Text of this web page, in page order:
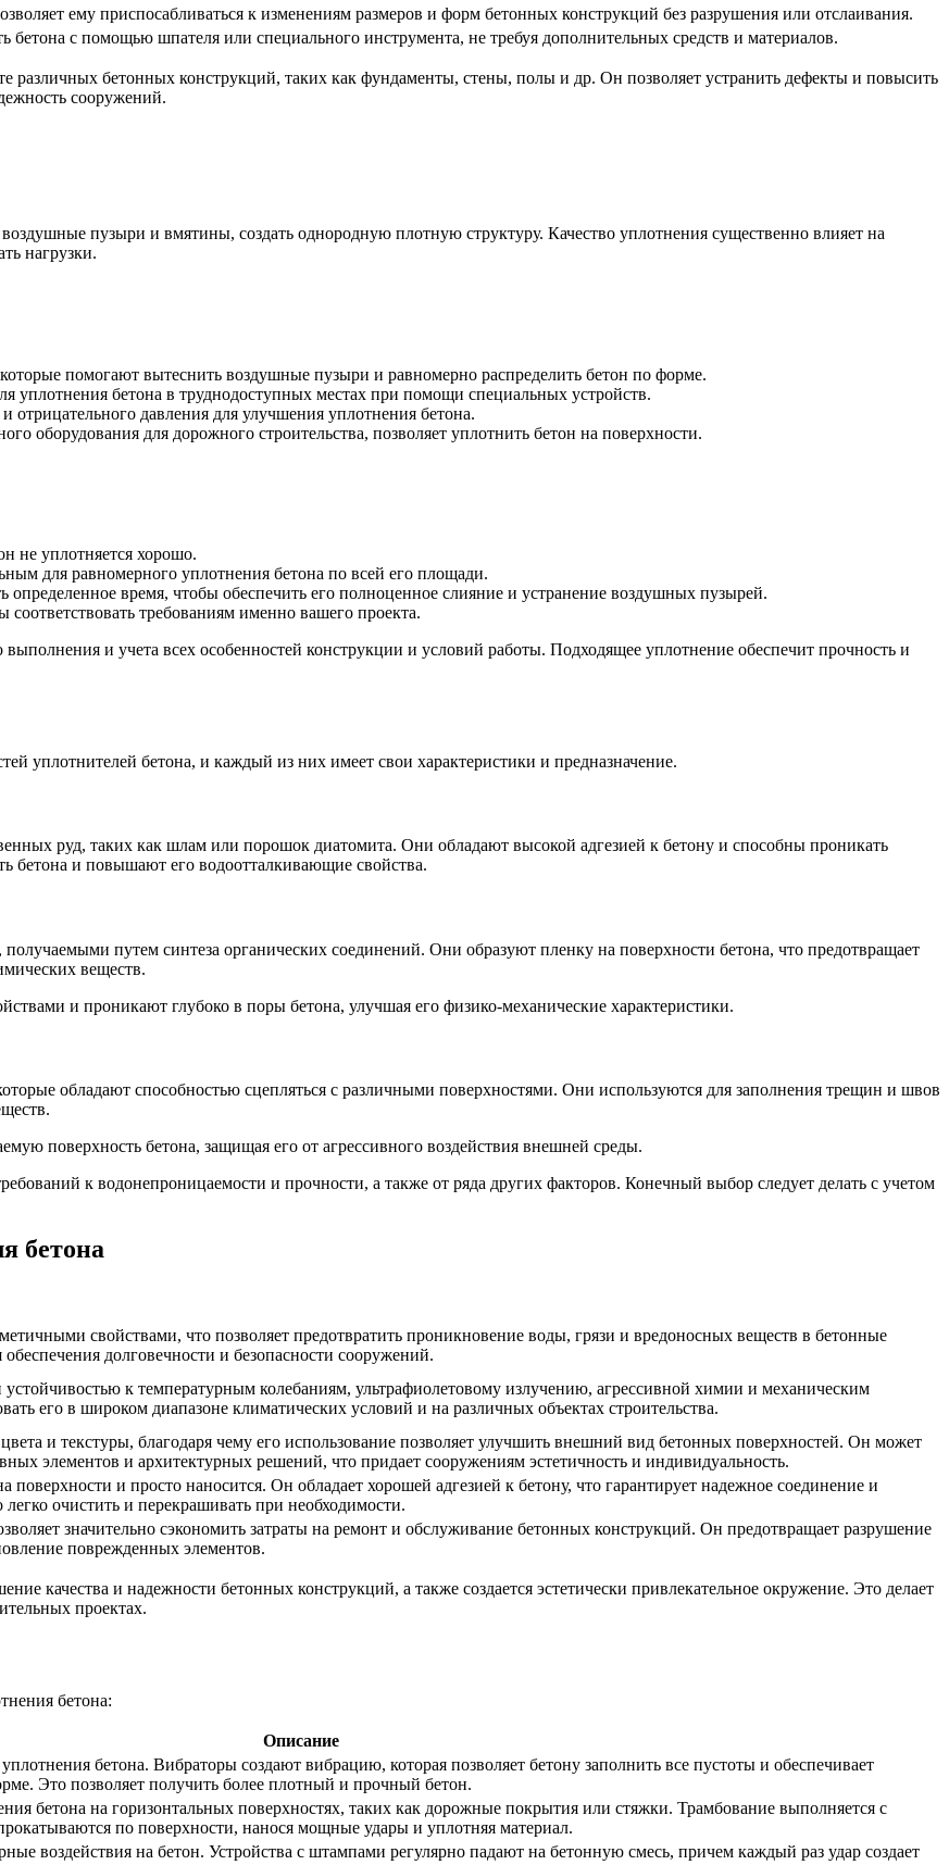
ему приспосабливаться к изменениям размеров и форм бетонных конструкций без разрушения или отслаивания.
бетона с помощью шпателя или специального инструмента, не требуя дополнительных средств и материалов.
различных бетонных конструкций, таких как фундаменты, стены, полы и др. Он позволяет устранить дефекты и повысить
сооружений.
пузыри и вмятины, создать однородную плотную структуру. Качество уплотнения существенно влияет на
нагрузки.
помогают вытеснить воздушные пузыри и равномерно распределить бетон по форме.
уплотнения бетона в труднодоступных местах при помощи специальных устройств.
давления для улучшения уплотнения бетона.
оборудования для дорожного строительства, позволяет уплотнить бетон на поверхности.
не уплотняется хорошо.
для равномерного уплотнения бетона по всей его площади.
определенное время, чтобы обеспечить его полноценное слияние и устранение воздушных пузырей.
требованиям именно вашего проекта.
и учета всех особенностей конструкции и условий работы. Подходящее уплотнение обеспечит прочность и
уплотнителей бетона, и каждый из них имеет свои характеристики и предназначение.
руд, таких как шлам или порошок диатомита. Они обладают высокой адгезией к бетону и способны проникать
бетона и повышают его водоотталкивающие свойства.
путем синтеза органических соединений. Они образуют пленку на поверхности бетона, что предотвращает
веществ.
и проникают глубоко в поры бетона, улучшая его физико-механические характеристики.
обладают способностью сцепляться с различными поверхностями. Они используются для заполнения трещин и швов
поверхность бетона, защищая его от агрессивного воздействия внешней среды.
к водонепроницаемости и прочности, а также от ряда других факторов. Конечный выбор следует делать с учетом
бетона
свойствами, что позволяет предотвратить проникновение воды, грязи и вредоносных веществ в бетонные
долговечности и безопасности сооружений.
устойчивостью к температурным колебаниям, ультрафиолетовому излучению, агрессивной химии и механическим
его в широком диапазоне климатических условий и на различных объектах строительства.
и текстуры, благодаря чему его использование позволяет улучшить внешний вид бетонных поверхностей. Он может
элементов и архитектурных решений, что придает сооружениям эстетичность и индивидуальность.
поверхности и просто наносится. Он обладает хорошей адгезией к бетону, что гарантирует надежное соединение и
очистить и перекрашивать при необходимости.
значительно сэкономить затраты на ремонт и обслуживание бетонных конструкций. Он предотвращает разрушение
поврежденных элементов.
качества и надежности бетонных конструкций, а также создается эстетически привлекательное окружение. Это делает
проектах.
бетона:
Описание
бетона. Вибраторы создают вибрацию, которая позволяет бетону заполнить все пустоты и обеспечивает
Это позволяет получить более плотный и прочный бетон.
бетона на горизонтальных поверхностях, таких как дорожные покрытия или стяжки. Трамбование выполняется с
по поверхности, нанося мощные удары и уплотняя материал.
воздействия на бетон. Устройства с штампами регулярно падают на бетонную смесь, причем каждый раз удар создает